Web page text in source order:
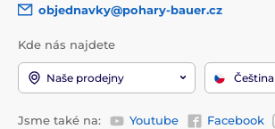
objednavky@pohary-bauer.cz
Kde nás najdete
Naše prodejny Čeština
Jsme také na: Youtube Facebook